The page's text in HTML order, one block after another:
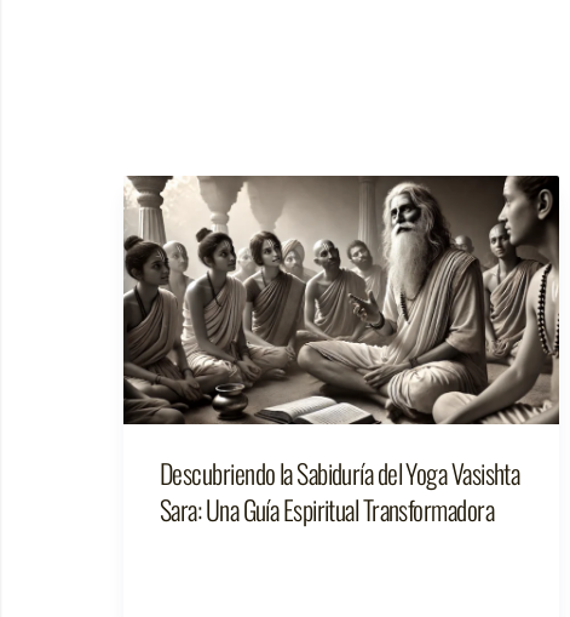
Descubriendo la Sabiduría del Yoga Vasishta
Sara: Una Guía Espiritual Transformadora